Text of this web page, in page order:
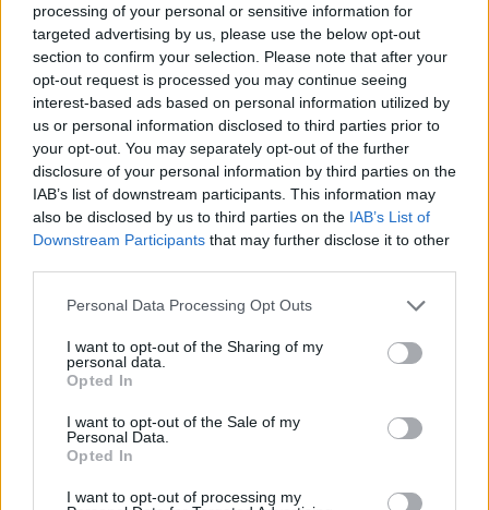
processing of your personal or sensitive information for
targeted advertising by us, please use the below opt-out
section to confirm your selection. Please note that after your
opt-out request is processed you may continue seeing
interest-based ads based on personal information utilized by
us or personal information disclosed to third parties prior to
your opt-out. You may separately opt-out of the further
disclosure of your personal information by third parties on the
IAB’s list of downstream participants. This information may
also be disclosed by us to third parties on the IAB’s List of
Downstream Participants that may further disclose it to other
Please note that this website/app uses one or more Google
not limited to your visit or usage behaviour. You may click to
grant or deny consent to Google and its third-party tags to
use your data for below specified purposes in below Google
consent section.
Personal Data Processing Opt Outs
I want to opt-out of the Sharing of my
personal data.
Opted In
I want to opt-out of the Sale of my
Personal Data.
Opted In
I want to opt-out of processing my
Βίρτους: Πήρε το Game 5 με
Τρέντο και την πρόκριση στα
ημιτελικά
26/MAY/26 22:08
Στα ημιτελικά του ιταλικού πρωταθλήματος η Βίρτους, η
οποία νίκησε 106-95 την Τρέντο του Μάσιμο Καντσελιέρι
στη Μπολόνια.
Αρμάνι: Έκανε με άνεση το 1-0
Πρίφτη
16/MAY/26 20:39
Δεν δυσκολεύτηκε να κάνει το 1-0 η Αρμάνι, η οποία
επικράτησε 96-84 της Ρέτζιο Εμίλια του Δημήτρη Πρίφτη.
Αρμάνι: “Άλωσε” τη Νάπολι του
διψήφιου Μήτρου-Λονγκ και 6
12/JAN/26 20:56